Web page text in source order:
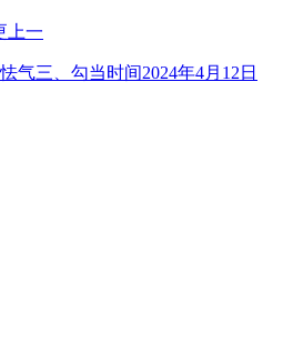
上一
气三、勾当时间2024年4月12日